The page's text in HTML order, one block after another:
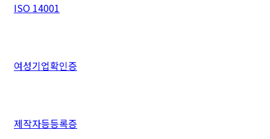
ISO 14001
여성기업확인증
제작자등등록증